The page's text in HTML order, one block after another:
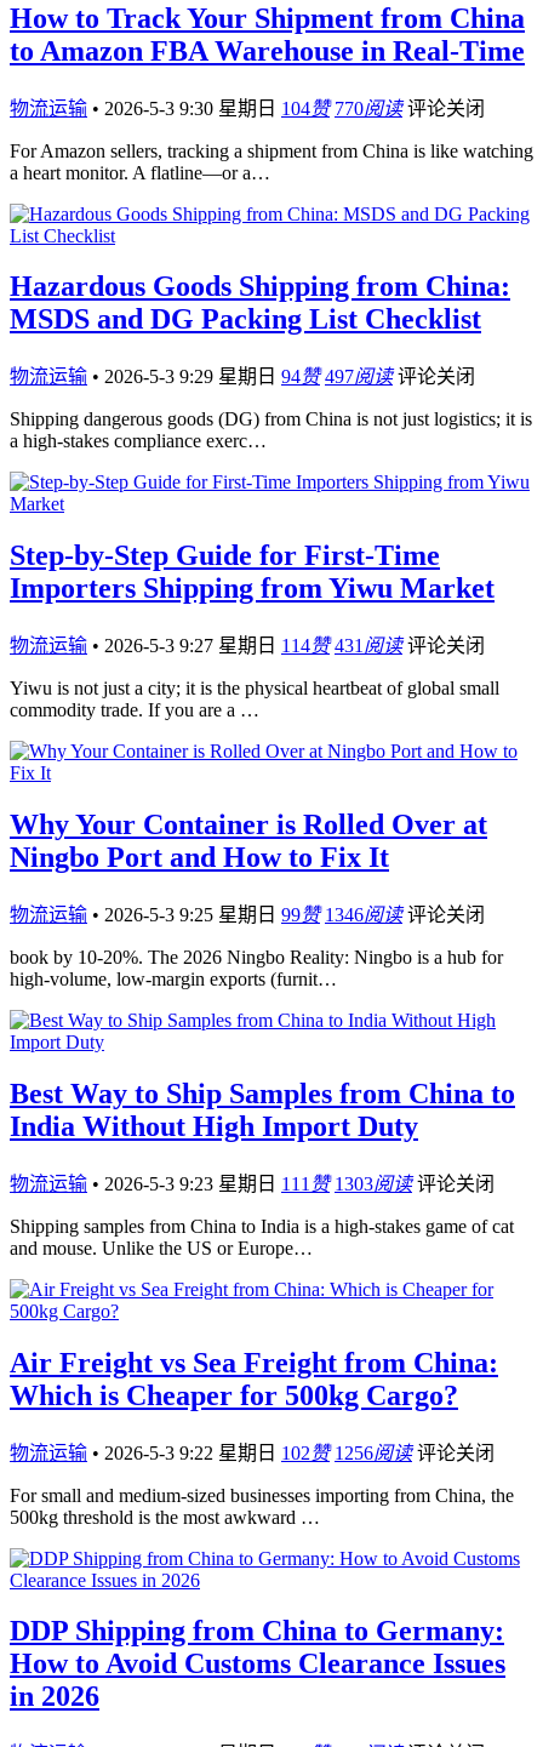
How to Track Your Shipment from China
to Amazon FBA Warehouse in Real-Time
物流运输 • 2026-5-3 9:30 星期日 104赞 770阅读 评论关闭
For Amazon sellers, tracking a shipment from China is like watching
a heart monitor. A flatline—or a…
Hazardous Goods Shipping from China:
MSDS and DG Packing List Checklist
物流运输 • 2026-5-3 9:29 星期日 94赞 497阅读 评论关闭
Shipping dangerous goods (DG) from China is not just logistics; it is
a high-stakes compliance exerc…
Step-by-Step Guide for First-Time
Importers Shipping from Yiwu Market
物流运输 • 2026-5-3 9:27 星期日 114赞 431 阅读 评论关闭
Yiwu is not just a city; it is the physical heartbeat of global small
commodity trade. If you are a …
Why Your Container is Rolled Over at
Ningbo Port and How to Fix It
物流运输 • 2026-5-3 9:25 星期日 99赞 1346阅读 评论关闭
book by 10-20%. The 2026 Ningbo Reality: Ningbo is a hub for
high-volume, low-margin exports (furnit…
Best Way to Ship Samples from China to
India Without High Import Duty
物流运输 • 2026-5-3 9:23 星期日 111 赞 1303阅读 评论关闭
Shipping samples from China to India is a high-stakes game of cat
and mouse. Unlike the US or Europe…
Air Freight vs Sea Freight from China:
Which is Cheaper for 500kg Cargo?
物流运输 • 2026-5-3 9:22 星期日 102赞 1256阅读 评论关闭
For small and medium-sized businesses importing from China, the
500kg threshold is the most awkward …
DDP Shipping from China to Germany:
How to Avoid Customs Clearance Issues
in 2026